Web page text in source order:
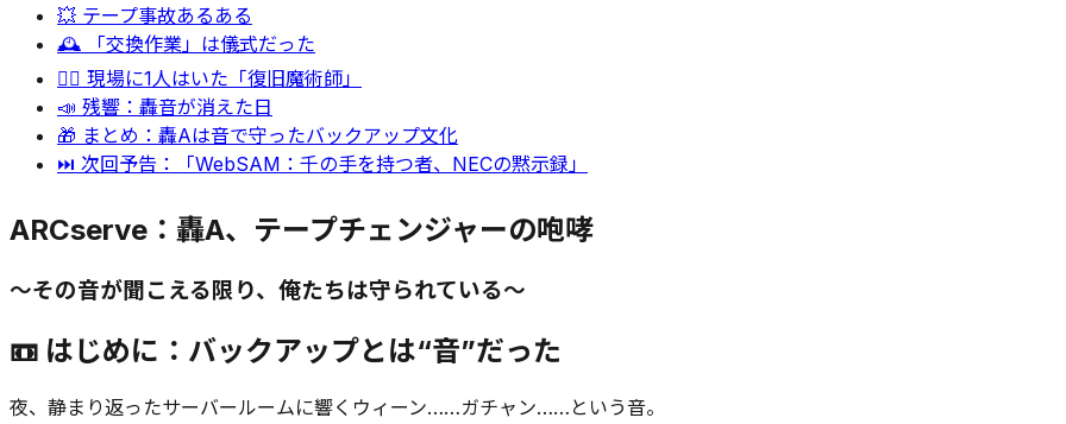
💥 テープ事故あるある
🕰️ 「交換作業」は儀式だった
🧙‍♂️ 現場に1人はいた「復旧魔術師」
📣 残響：轟音が消えた日
🎁 まとめ：轟Aは音で守ったバックアップ文化
⏭ 次回予告：「WebSAM：千の手を持つ者、NECの黙示録」
ARCserve：轟A、テープチェンジャーの咆哮
〜その音が聞こえる限り、俺たちは守られている〜
📼 はじめに：バックアップとは“音”だった
夜、静まり返ったサーバールームに響くウィーン……ガチャン……という音。